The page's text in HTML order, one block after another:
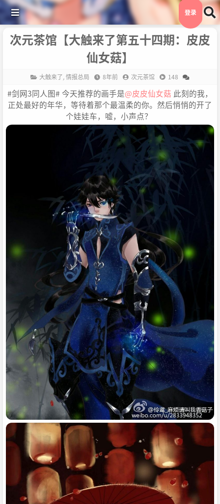
登录
次元茶馆【大触来了第五十四期：皮皮
仙女菇】
大触来了,情报总局 8年前 次元茶馆 148
#剑网3同人图# 今天推荐的画手是@皮皮仙女菇 此刻的我，
正处最好的年华，等待着那个最温柔的你。然后悄悄的开了
个娃娃车，嘘，小声点？ ​​​​